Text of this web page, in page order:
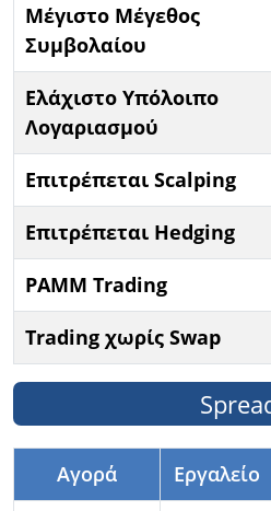
Μέγιστο Μέγεθος
Συμβολαίου
Ελάχιστο Υπόλοιπο
Λογαριασμού
Επιτρέπεται Scalping
Επιτρέπεται Hedging
PAMM Trading
Trading χωρίς Swap
Αγορά Εργαλείο